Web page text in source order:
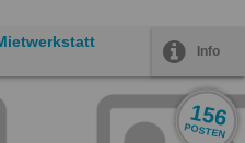
Info
156
POSTEN